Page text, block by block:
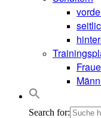
Search for: